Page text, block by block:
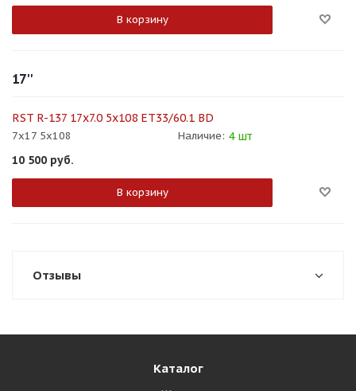
В корзину
17''
RST R-137 17x7.0 5x108 ET33/60.1 BD
7x17 5x108 Наличие: 4 шт
10 500 руб.
В корзину
Отзывы
Каталог